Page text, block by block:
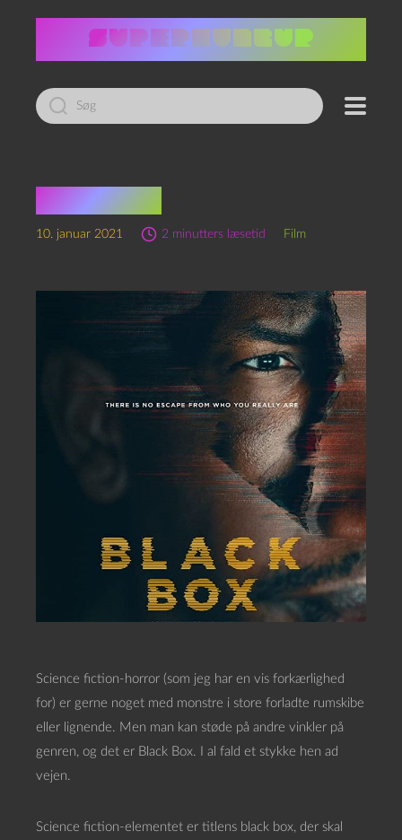
Led
efter:
Black Box
10. januar 2021 2 minutters læsetid Film
Science fiction-horror (som jeg har en vis forkærlighed
for) er gerne noget med monstre i store forladte rumskibe
eller lignende. Men man kan støde på andre vinkler på
genren, og det er Black Box. I al fald et stykke hen ad
vejen.
Science fiction-elementet er titlens black box, der skal